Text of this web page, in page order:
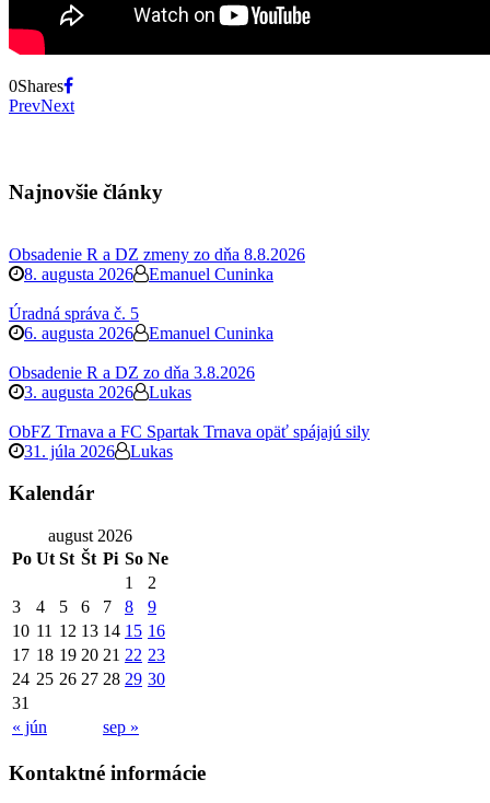
0Shares
PrevNext
Najnovšie články
Obsadenie R a DZ zmeny zo dňa 8.8.2026
8. augusta 2026
Emanuel Cuninka
Úradná správa č. 5
6. augusta 2026
Emanuel Cuninka
Obsadenie R a DZ zo dňa 3.8.2026
3. augusta 2026
Lukas
ObFZ Trnava a FC Spartak Trnava opäť spájajú sily
31. júla 2026
Lukas
Kalendár
august 2026
Po Ut St Št Pi So Ne
« jún sep »
1
2
3
4 5 6 7 8
9
10 11 12 13 14 15 16
17 18 19 20 21 22 23
24 25 26 27 28 29 30
31
Kontaktné informácie